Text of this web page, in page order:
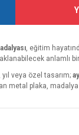
, eğitim
anlamlı
veya özel tasarım;
metal plaka,